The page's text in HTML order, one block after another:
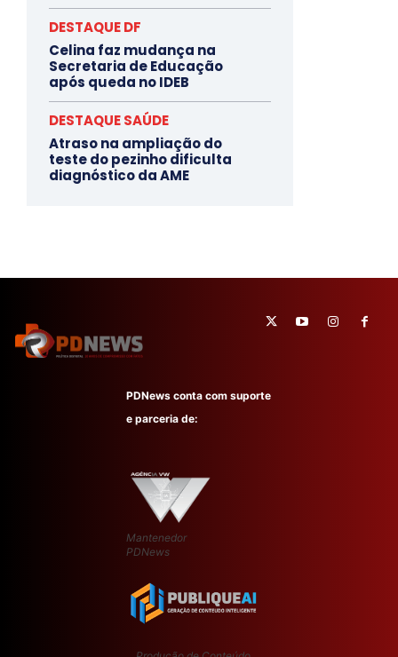
DESTAQUE DF
Celina faz mudança na
Secretaria de Educação
após queda no IDEB
DESTAQUE SAÚDE
Atraso na ampliação do
teste do pezinho dificulta
diagnóstico da AME
PDNews conta com suporte
e parceria de:
Mantenedor
PDNews